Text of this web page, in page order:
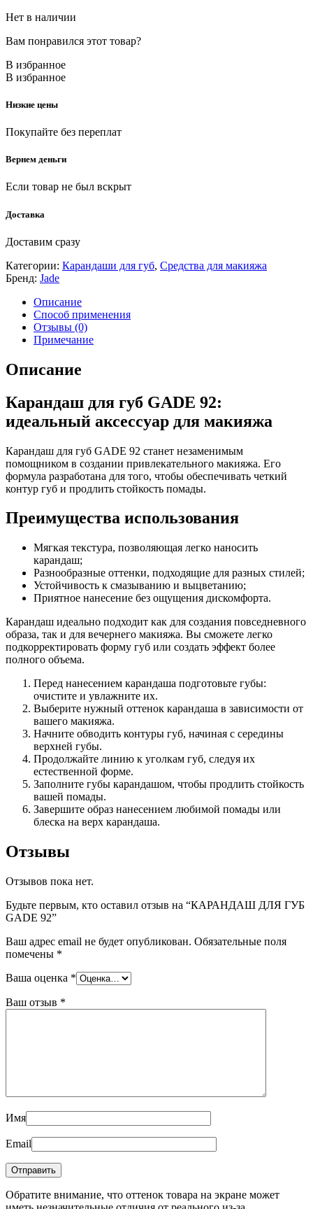
Нет в наличии
Вам понравился этот товар?
В избранное
В избранное
Низкие цены
Покупайте без переплат
Вернем деньги
Если товар не был вскрыт
Доставка
Доставим сразу
Категории: Карандаши для губ, Средства для макияжа
Бренд: Jade
Описание
Способ применения
Отзывы (0)
Примечание
Описание
Карандаш для губ GADE 92:
идеальный аксессуар для макияжа
Карандаш для губ GADE 92 станет незаменимым
помощником в создании привлекательного макияжа. Его
формула разработана для того, чтобы обеспечивать четкий
контур губ и продлить стойкость помады.
Преимущества использования
Мягкая текстура, позволяющая легко наносить
карандаш;
Разнообразные оттенки, подходящие для разных стилей;
Устойчивость к смазыванию и выцветанию;
Приятное нанесение без ощущения дискомфорта.
Карандаш идеально подходит как для создания повседневного
образа, так и для вечернего макияжа. Вы сможете легко
подкорректировать форму губ или создать эффект более
полного объема.
Перед нанесением карандаша подготовьте губы:
очистите и увлажните их.
Выберите нужный оттенок карандаша в зависимости от
вашего макияжа.
Начните обводить контуры губ, начиная с середины
верхней губы.
Продолжайте линию к уголкам губ, следуя их
естественной форме.
Заполните губы карандашом, чтобы продлить стойкость
вашей помады.
Завершите образ нанесением любимой помады или
блеска на верх карандаша.
Отзывы
Отзывов пока нет.
Будьте первым, кто оставил отзыв на “КАРАНДАШ ДЛЯ ГУБ
GADE 92”
Ваш адрес email не будет опубликован. Обязательные поля
помечены *
Ваша оценка *
Ваш отзыв *
Имя
Email
Обратите внимание, что оттенок товара на экране может